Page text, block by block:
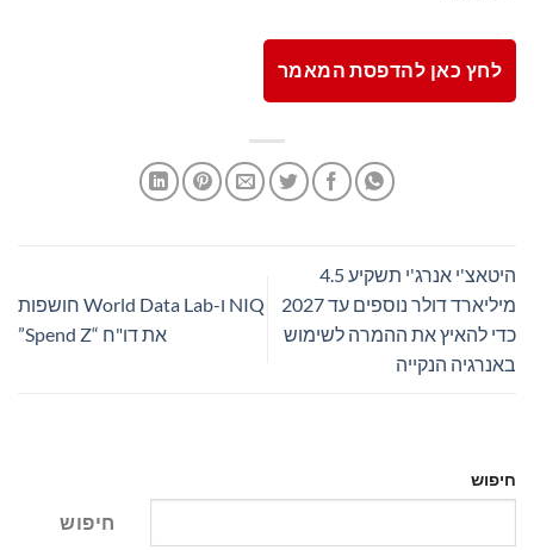
לחץ כאן להדפסת המאמר
היטאצ'י אנרג'י תשקיע 4.5
מיליארד דולר נוספים עד 2027
כדי להאיץ את ההמרה לשימוש
באנרגיה הנקייה
NIQ ו-World Data Lab חושפות
את דו"ח “Spend Z”
חיפוש
חיפוש